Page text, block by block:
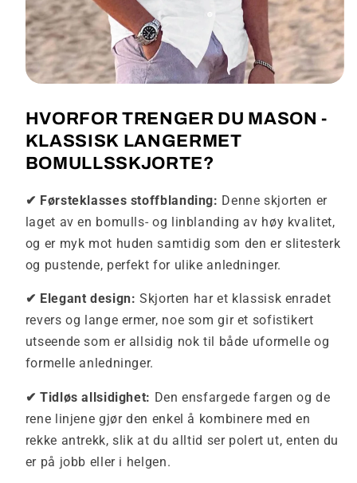
HVORFOR TRENGER DU MASON -
KLASSISK LANGERMET
BOMULLSSKJORTE?
✔ Førsteklasses stoffblanding: Denne skjorten er
laget av en bomulls- og linblanding av høy kvalitet,
og er myk mot huden samtidig som den er slitesterk
og pustende, perfekt for ulike anledninger.
✔ Elegant design: Skjorten har et klassisk enradet
revers og lange ermer, noe som gir et sofistikert
utseende som er allsidig nok til både uformelle og
formelle anledninger.
✔ Tidløs allsidighet: Den ensfargede fargen og de
rene linjene gjør den enkel å kombinere med en
rekke antrekk, slik at du alltid ser polert ut, enten du
er på jobb eller i helgen.